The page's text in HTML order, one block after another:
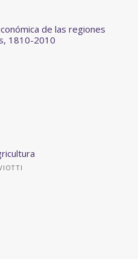
de las regiones
1810-2010